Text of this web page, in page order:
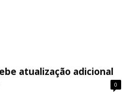
atualização adicional
0